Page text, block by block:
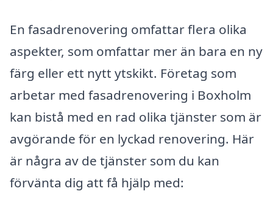
En fasadrenovering omfattar flera olika
aspekter, som omfattar mer än bara en ny
färg eller ett nytt ytskikt. Företag som
arbetar med fasadrenovering i Boxholm
kan bistå med en rad olika tjänster som är
avgörande för en lyckad renovering. Här
är några av de tjänster som du kan
förvänta dig att få hjälp med: